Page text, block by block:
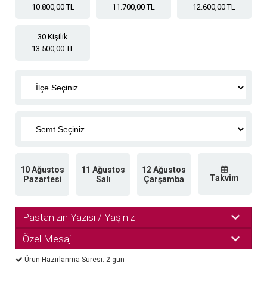
10.800,00 TL
11.700,00 TL
12.600,00 TL
30 Kişilik
13.500,00 TL
10 Ağustos
Pazartesi
11 Ağustos
Salı
12 Ağustos
Çarşamba
Takvim
Pastanızın Yazısı / Yaşınız
Özel Mesaj
Ürün Hazırlanma Süresi: 2 gün